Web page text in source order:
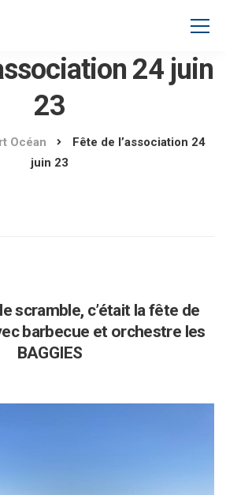
24 juin
23
Océan
Fête de l’association 24
juin 23
scramble, c’était la fête de
barbecue et orchestre les
BAGGIES